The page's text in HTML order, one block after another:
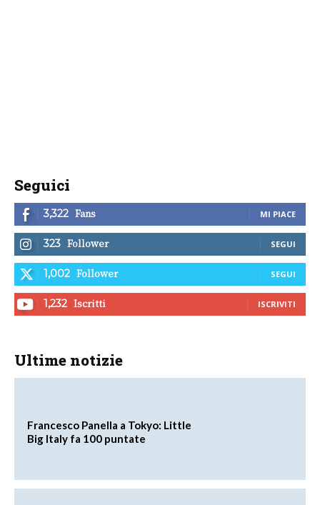
Seguici
3,322 Fans MI PIACE
323 Follower SEGUI
1,002 Follower SEGUI
1,232 Iscritti ISCRIVITI
Ultime notizie
Francesco Panella a Tokyo: Little
Big Italy fa 100 puntate